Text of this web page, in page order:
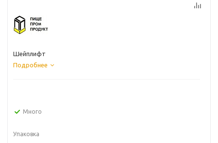
Шейплифт
Подробнее
Много
Упаковка